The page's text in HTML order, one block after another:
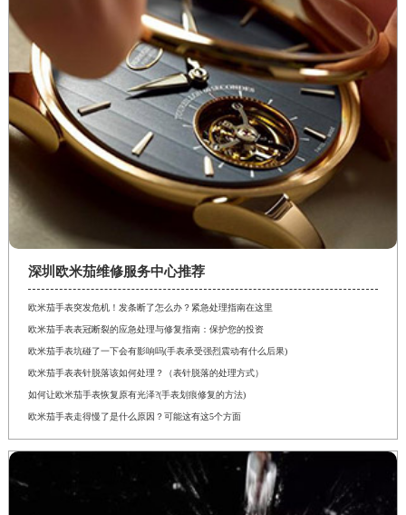
深圳欧米茄维修服务中心推荐
欧米茄手表突发危机！发条断了怎么办？紧急处理指南在这里
欧米茄手表表冠断裂的应急处理与修复指南：保护您的投资
欧米茄手表坑碰了一下会有影响吗(手表承受强烈震动有什么后果)
欧米茄手表表针脱落该如何处理？（表针脱落的处理方式）
如何让欧米茄手表恢复原有光泽?(手表划痕修复的方法)
欧米茄手表走得慢了是什么原因？可能这有这5个方面